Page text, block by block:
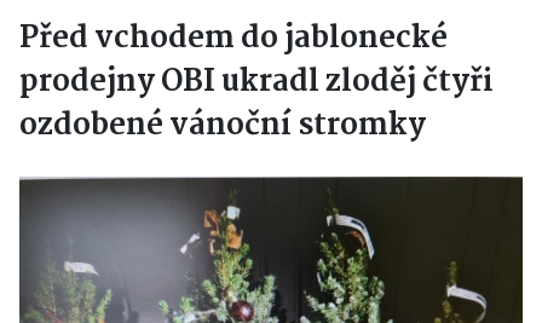
Před vchodem do jablonecké
prodejny OBI ukradl zloděj čtyři
ozdobené vánoční stromky